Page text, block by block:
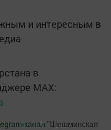
и интересным в
в
MАХ:
канал "Шешминская